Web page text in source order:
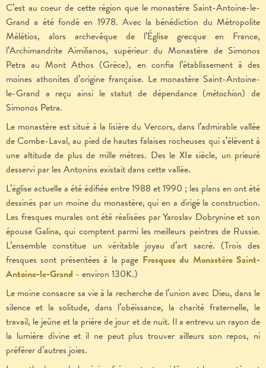
C’est au coeur de cette région que le monastère Saint-Antoine-le-
Grand a été fondé en 1978. Avec la bénédiction du Métropolite
Mélétios, alors archevêque de l’Église grecque en France,
l’Archimandrite Aimilianos, supérieur du Monastère de Simonos
Petra au Mont Athos (Grèce), en confia l’établissement à des
moines athonites d’origine française. Le monastère Saint-Antoine-
le-Grand a reçu ainsi le statut de dépendance (métochion) de
Simonos Petra.
Le monastère est situé à la lisière du Vercors, dans l’admirable vallée
de Combe-Laval, au pied de hautes falaises rocheuses qui s’élèvent à
une altitude de plus de mille mètres. Des le XIe siècle, un prieuré
desservi par les Antonins existait dans cette vallée.
L’église actuelle a été édifiée entre 1988 et 1990 ; les plans en ont été
dessinés par un moine du monastère, qui en a dirigé la construction.
Les fresques murales ont été réalisées par Yaroslav Dobrynine et son
épouse Galina, qui comptent parmi les meilleurs peintres de Russie.
L’ensemble constitue un véritable joyau d’art sacré. (Trois des
fresques sont présentées à la page Fresques du Monastère Saint-
Antoine-le-Grand - environ 130K.)
Le moine consacre sa vie à la recherche de l’union avec Dieu, dans le
silence et la solitude, dans l’obéissance, la charité fraternelle, le
travail, le jeûne et la prière de jour et de nuit. Il a entrevu un rayon de
la lumière divine et il ne peut plus trouver ailleurs son repos, ni
préférer d’autres joies.